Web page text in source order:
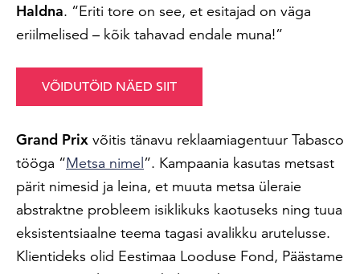
Haldna. “Eriti tore on see, et esitajad on väga
eriilmelised – kõik tahavad endale muna!”
VÕIDUTÖID NÄED SIIT
Grand Prix võitis tänavu reklaamiagentuur Tabasco
tööga “Metsa nimel”. Kampaania kasutas metsast
pärit nimesid ja leina, et muuta metsa üleraie
abstraktne probleem isiklikuks kaotuseks ning tuua
eksistentsiaalne teema tagasi avalikku arutelusse.
Klientideks olid Eestimaa Looduse Fond, Päästame